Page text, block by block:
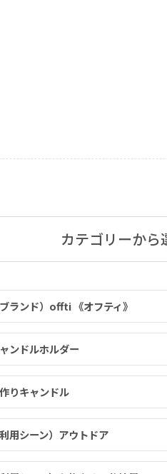
カテゴリーから
ブランド）offti 《オフティ》
ンドルホルダー
りキャンドル
利用シーン）アウトドア